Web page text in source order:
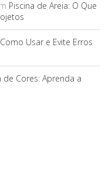
Piscina de Areia: O Que
Usar e Evite Erros
de Cores: Aprenda a